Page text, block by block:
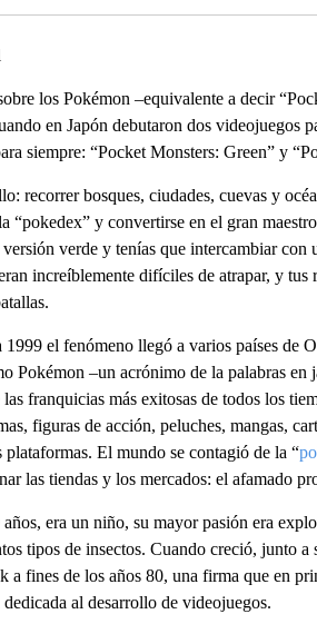
los Pokémon –equivalente a decir
en Japón debutaron dos videojuegos
siempre: “Pocket Monsters: Green” y
recorrer bosques, ciudades, cuevas y
“pokedex” y convertirse en el gran
verde y tenías que intercambiar
increíblemente difíciles de atrapar, y tus
el fenómeno llegó a varios países de
Pokémon –un acrónimo de la palabras en
franquicias más exitosas de todos los
figuras de acción, peluches, mangas,
El mundo se contagió de la “
las tiendas y los mercados: el afamado
era un niño, su mayor pasión era
tipos de insectos. Cuando creció, junto a
a fines de los años 80, una firma que en
al desarrollo de videojuegos.